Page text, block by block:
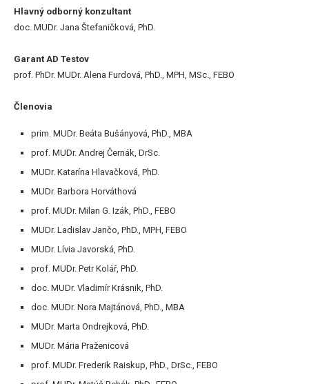
Hlavný odborný konzultant
doc. MUDr. Jana Štefaničková, PhD.
Garant AD Testov
prof. PhDr. MUDr. Alena Furdová, PhD., MPH, MSc., FEBO
Členovia
prim. MUDr. Beáta Bušányová, PhD., MBA
prof. MUDr. Andrej Černák, DrSc.
MUDr. Katarína Hlavačková, PhD.
MUDr. Barbora Horváthová
prof. MUDr. Milan G. Izák, PhD., FEBO
MUDr. Ladislav Jančo, PhD., MPH, FEBO
MUDr. Lívia Javorská, PhD.
prof. MUDr. Petr Kolář, PhD.
doc. MUDr. Vladimír Krásnik, PhD.
doc. MUDr. Nora Majtánová, PhD., MBA
MUDr. Marta Ondrejková, PhD.
MUDr. Mária Praženicová
prof. MUDr. Frederik Raiskup, PhD., DrSc., FEBO